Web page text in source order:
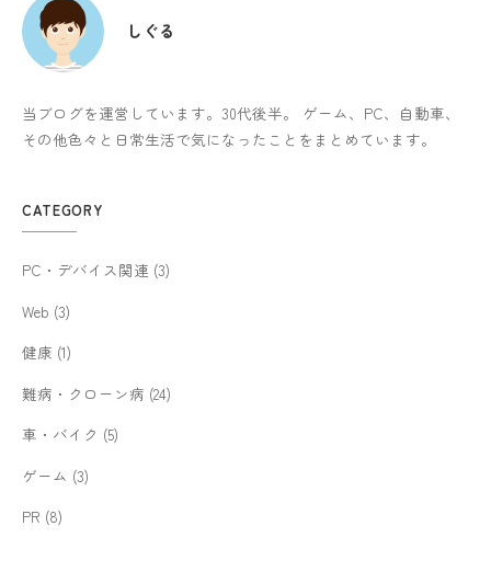
しぐる
当ブログを運営しています。30代後半。 ゲーム、PC、自動車、
その他色々と日常生活で気になったことをまとめています。
CATEGORY
PC・デバイス関連 (3)
Web (3)
健康 (1)
難病・クローン病 (24)
車・バイク (5)
ゲーム (3)
PR (8)